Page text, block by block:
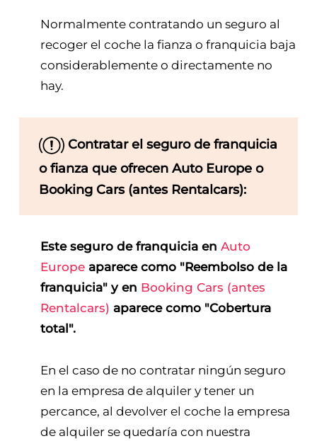
Normalmente contratando un seguro al
recoger el coche la fianza o franquicia baja
considerablemente o directamente no
hay.
Contratar el seguro de franquicia
o fianza que ofrecen Auto Europe o
Booking Cars (antes Rentalcars):
Este seguro de franquicia en Auto
Europeaparece como "Reembolso de la
franquicia" y en Booking Cars (antes
Rentalcars) aparece como "Cobertura
total".
En el caso de no contratar ningún seguro
en la empresa de alquiler y tener un
percance, al devolver el coche la empresa
de alquiler se quedaría con nuestra